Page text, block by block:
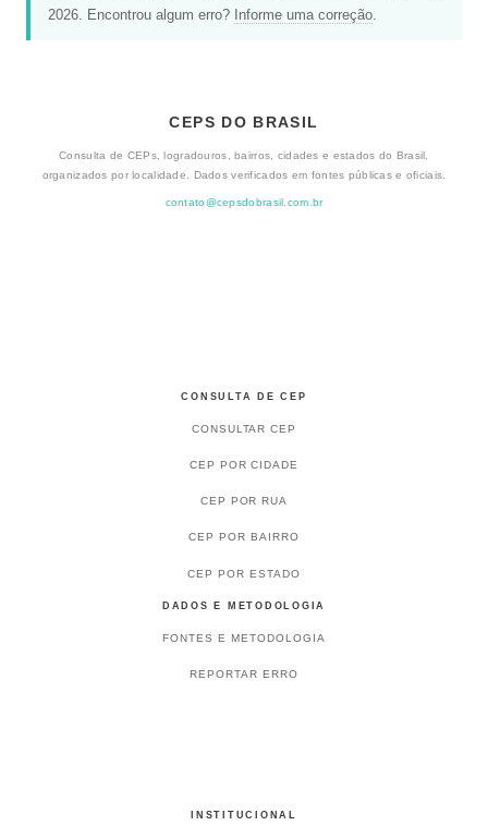
2026. Encontrou algum erro? Informe uma correção.
CEPS DO BRASIL
Consulta de CEPs, logradouros, bairros, cidades e estados do Brasil,
organizados por localidade. Dados verificados em fontes públicas e oficiais.
contato@cepsdobrasil.com.br
CONSULTA DE CEP
CONSULTAR CEP
CEP POR CIDADE
CEP POR RUA
CEP POR BAIRRO
CEP POR ESTADO
DADOS E METODOLOGIA
FONTES E METODOLOGIA
REPORTAR ERRO
INSTITUCIONAL